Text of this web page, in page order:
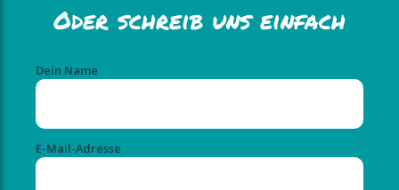
Oder schreib uns einfach
Dein Name
E-Mail-Adresse